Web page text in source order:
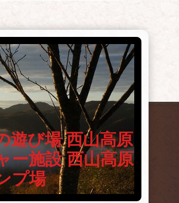
遊び場 西山高原
ー施設 西山高原
プ場